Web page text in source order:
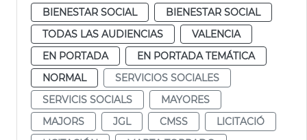
BIENESTAR SOCIAL
BIENESTAR SOCIAL
TODAS LAS AUDIENCIAS
VALENCIA
EN PORTADA
EN PORTADA TEMÁTICA
NORMAL
SERVICIOS SOCIALES
SERVICIS SOCIALS
MAYORES
MAJORS
JGL CMSS
LICITACIÓ